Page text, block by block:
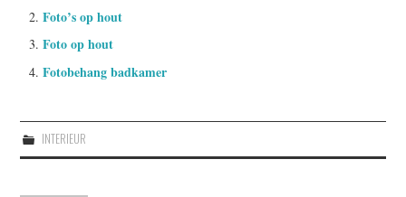
Foto’s op hout
Foto op hout
Fotobehang badkamer
INTERIEUR